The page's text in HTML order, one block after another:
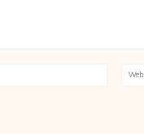
Email:*